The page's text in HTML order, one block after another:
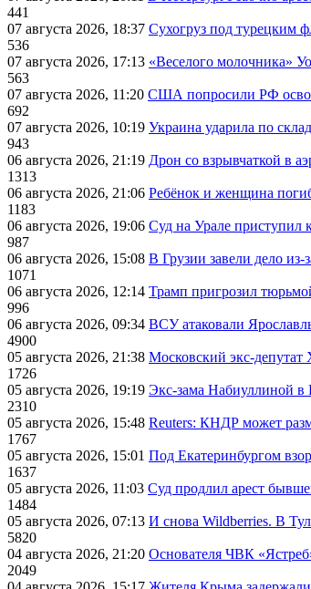
441
07 августа 2026, 18:37 Сухогруз под турецким
536
07 августа 2026, 17:13 «Веселого молочника»
563
07 августа 2026, 11:20 США попросили РФ
692
07 августа 2026, 10:19 Украина ударила по
943
06 августа 2026, 21:19 Дрон со взрывчаткой в
1313
06 августа 2026, 21:06 Ребёнок и женщина
1183
06 августа 2026, 19:06 Суд на Урале приступил
987
06 августа 2026, 15:08 В Грузии завели дело из-
1071
06 августа 2026, 12:14 Трамп пригрозил
996
06 августа 2026, 09:34 ВСУ атаковали
4900
05 августа 2026, 21:38 Московский экс-депутат
1726
05 августа 2026, 19:19 Экс-зама Набиуллиной в
2310
05 августа 2026, 15:48 Reuters: КНДР может
1767
05 августа 2026, 15:01 Под Екатеринбургом
1637
05 августа 2026, 11:03 Суд продлил арест
1484
05 августа 2026, 07:13 И снова Wildberries. В
5820
04 августа 2026, 21:20 Основателя ЧВК
2049